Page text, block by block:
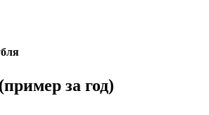
за год)